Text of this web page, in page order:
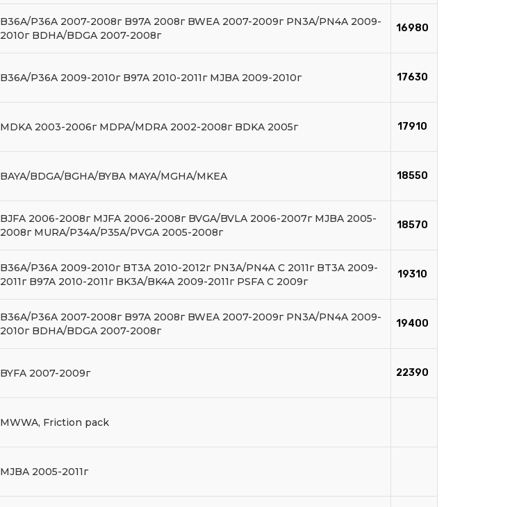
B36A/P36A 2007-2008г B97A 2008г BWEA 2007-2009г PN3A/PN4A 2009-
2010г BDHA/BDGA 2007-2008г
16980
B36A/P36A 2009-2010г B97A 2010-2011г MJBA 2009-2010г 17630
MDKA 2003-2006г MDPA/MDRA 2002-2008г BDKA 2005г 17910
BAYA/BDGA/BGHA/BYBA MAYA/MGHA/MKEA 18550
BJFA 2006-2008г MJFA 2006-2008г BVGA/BVLA 2006-2007г MJBA 2005-
2008г MURA/P34A/P35A/PVGA 2005-2008г
18570
B36A/P36A 2009-2010г BT3A 2010-2012г PN3A/PN4A С 2011г BT3A 2009-
2011г B97A 2010-2011г BK3A/BK4A 2009-2011г PSFA С 2009г
19310
B36A/P36A 2007-2008г B97A 2008г BWEA 2007-2009г PN3A/PN4A 2009-
2010г BDHA/BDGA 2007-2008г
19400
BYFA 2007-2009г 22390
MWWA, Friction pack
MJBA 2005-2011г